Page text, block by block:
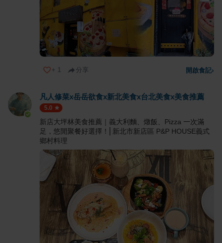
+ 1 分享 開啟食記›
凡人修菜x岳岳欲食x新北美食x台北美食x美食推薦
5.0
新店大坪林美食推薦｜義大利麵、燉飯、Pizza 一次滿
足，悠閒聚餐好選擇！⎜新北市新店區 P&P HOUSE義式
鄉村料理